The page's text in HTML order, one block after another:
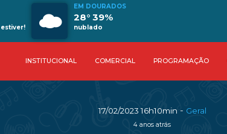
EM DOURADOS
28° 39%
nublado
INSTITUCIONAL COMERCIAL PROGRAMAÇÃO
17/02/2023 16h10min - Geral
4 anos atrás